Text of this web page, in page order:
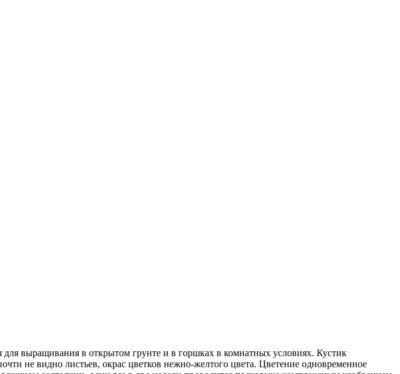
для выращивания в открытом грунте и в горшках в комнатных условиях. Кустик
не видно листьев, окрас цветков нежно-желтого цвета. Цветение одновременное